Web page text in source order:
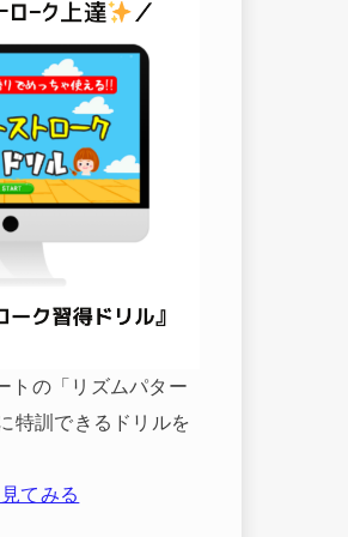
トの「リズムパター
特訓できるドリルを
てみる